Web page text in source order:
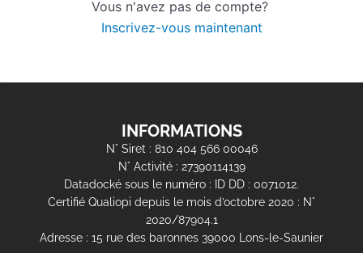
Vous n'avez pas de compte?
Inscrivez-vous maintenant
INFORMATIONS
N° Siret : 810 404 566 00046
N° Activité : 27390114139
Datadocké sous le numéro : ID DD : 0071012.
Certifié Qualiopi depuis le mois d’octobre 2020 : N°
2020/87904.1
Adresse : 15 rue des baronnes 39000 Lons-le-Saunier